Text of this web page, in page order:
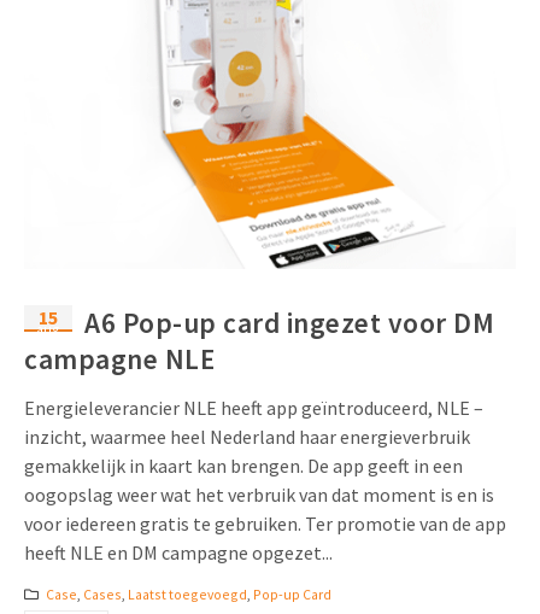
15
aug
A6 Pop-up card ingezet voor DM
campagne NLE
Energieleverancier NLE heeft app geïntroduceerd, NLE –
inzicht, waarmee heel Nederland haar energieverbruik
gemakkelijk in kaart kan brengen. De app geeft in een
oogopslag weer wat het verbruik van dat moment is en is
voor iedereen gratis te gebruiken. Ter promotie van de app
heeft NLE en DM campagne opgezet...
Case Cases Laatst toegevoegd Pop-up Card